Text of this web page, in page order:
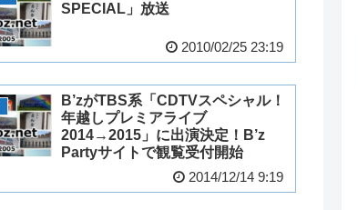
SPECIAL」放送
2010/02/25 23:19
B’zがTBS系「CDTVスペシャル！
年越しプレミアライブ
2014→2015」に出演決定！B’z
Partyサイトで観覧受付開始
2014/12/14 9:19